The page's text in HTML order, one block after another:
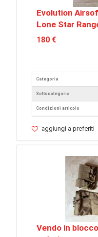
Evolution
Lone Star
180 €
Categoria
Sottocategoria
Condizioni articolo
aggiungi a preferiti
Vendo in